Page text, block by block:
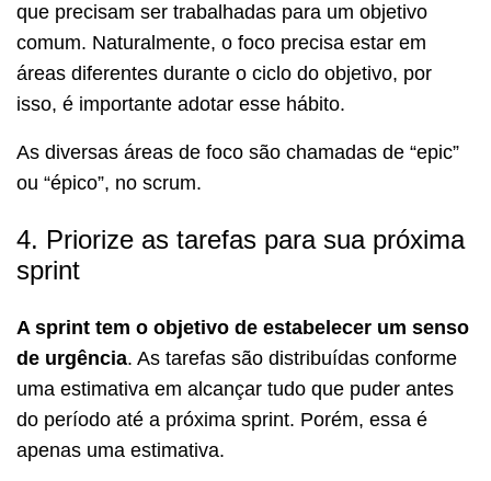
que precisam ser trabalhadas para um objetivo
comum. Naturalmente, o foco precisa estar em
áreas diferentes durante o ciclo do objetivo, por
isso, é importante adotar esse hábito.
As diversas áreas de foco são chamadas de “epic”
ou “épico”, no scrum.
4. Priorize as tarefas para sua próxima
sprint
A sprint tem o objetivo de estabelecer um senso
de urgência. As tarefas são distribuídas conforme
uma estimativa em alcançar tudo que puder antes
do período até a próxima sprint. Porém, essa é
apenas uma estimativa.